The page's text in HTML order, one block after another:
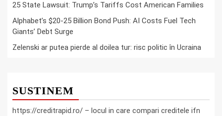
25 State Lawsuit: Trump’s Tariffs Cost American Families
Alphabet’s $20-25 Billion Bond Push: AI Costs Fuel Tech
Giants’ Debt Surge
Zelenski ar putea pierde al doilea tur: risc politic în Ucraina
SUSTINEM
https://creditrapid.ro/ – locul in care compari creditele ifn